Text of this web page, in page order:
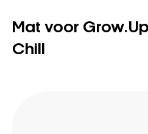
Mat voor
Chill